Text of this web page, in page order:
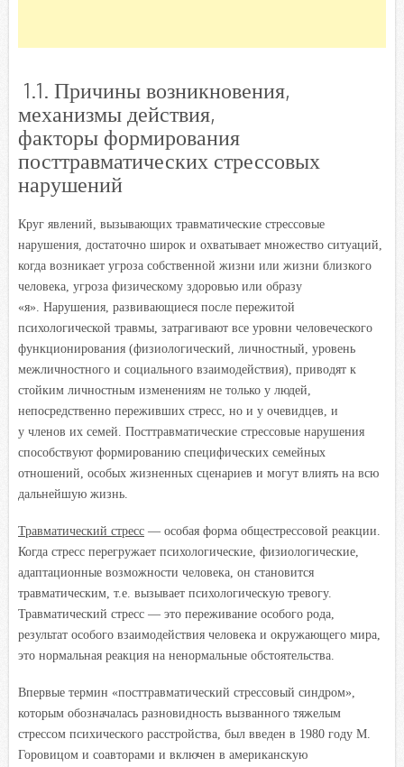
1.1. Причины возникновения,
механизмы действия,
факторы формирования
посттравматических стрессовых
нарушений
Круг явлений, вызывающих травматические стрессовые
нарушения, достаточно широк и охватывает множество ситуаций,
когда возникает угроза собственной жизни или жизни близкого
человека, угроза физическому здоровью или образу
«я». Нарушения, развивающиеся после пережитой
психологической травмы, затрагивают все уровни человеческого
функционирования (физиологический, личностный, уровень
межличностного и социального взаимодействия), приводят к
стойким личностным изменениям не только у людей,
непосредственно переживших стресс, но и у очевидцев, и
у членов их семей. Посттравматические стрессовые нарушения
способствуют формированию специфических семейных
отношений, особых жизненных сценариев и могут влиять на всю
дальнейшую жизнь.
Травматический стресс — особая форма общестрессовой реакции.
Когда стресс перегружает психологические, физиологические,
адаптационные возможности человека, он становится
травматическим, т.е. вызывает психологическую тревогу.
Травматический стресс — это переживание особого рода,
результат особого взаимодействия человека и окружающего мира,
это нормальная реакция на ненормальные обстоятельства.
Впервые термин «посттравматический стрессовый синдром»,
которым обозначалась разновидность вызванного тяжелым
стрессом психического расстройства, был введен в 1980 году М.
Горовицом и соавторами и включен в американскую